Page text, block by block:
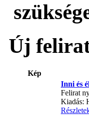
Új
Kép
Inni és
Felirat
Kiadás: